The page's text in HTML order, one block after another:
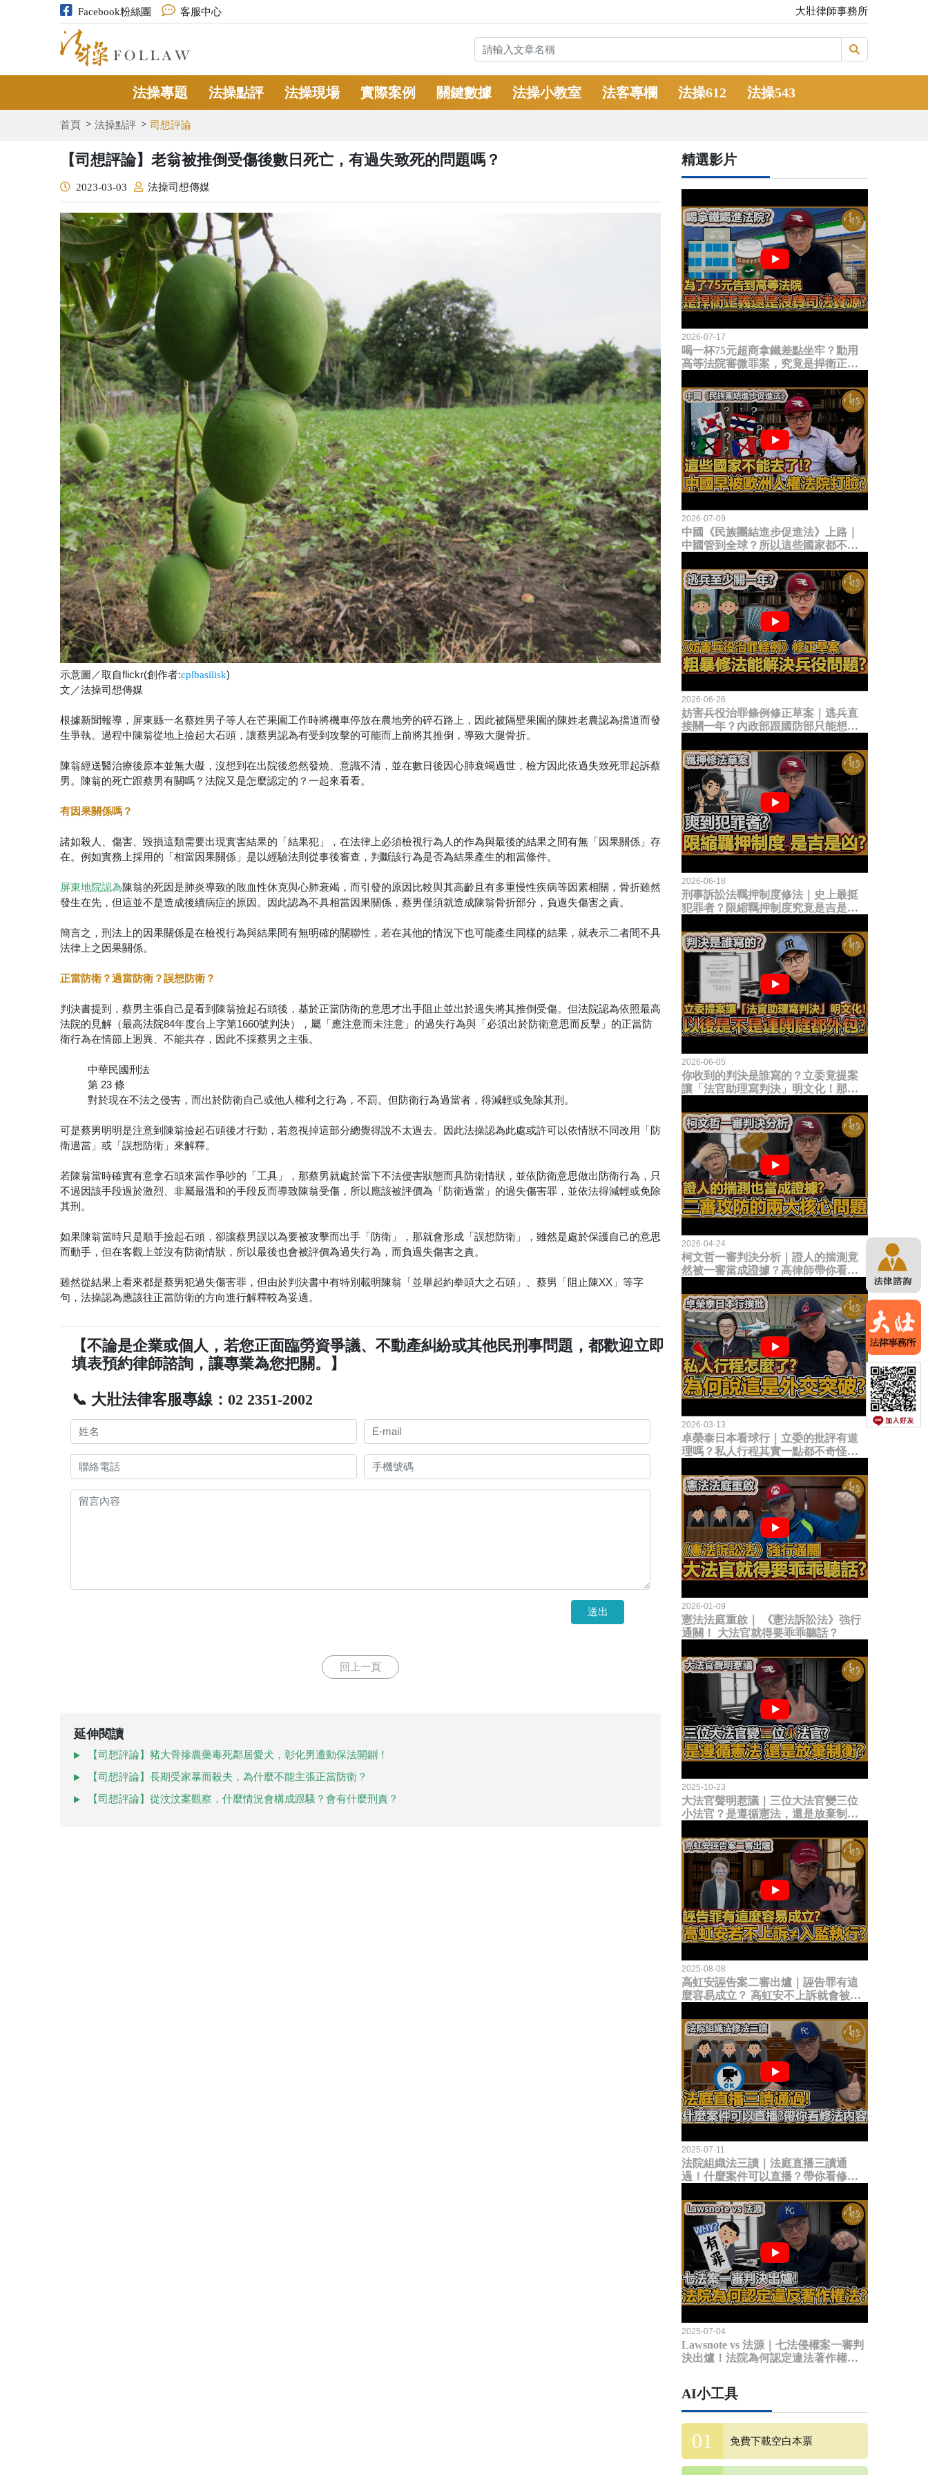
Facebook粉絲團 客服中心 大壯律師事務所
法操專題 法操點評 法操現場 實際案例 關鍵數據 法操小教室 法客專欄 法操612 法操543
首頁 法操點評 司想評論
【司想評論】老翁被推倒受傷後數日死亡，有過失致死的問題嗎？
2023-03-03 法操司想傳媒
示意圖／取自flickr(創作者:cplbasilisk)
文／法操司想傳媒
根據新聞報導，屏東縣一名蔡姓男子等人在芒果園工作時將機車停放在農地旁的碎石路上，因此被隔壁果園的陳姓老農認為擋道而發
生爭執。過程中陳翁從地上撿起大石頭，讓蔡男認為有受到攻擊的可能而上前將其推倒，導致大腿骨折。
陳翁經送醫治療後原本並無大礙，沒想到在出院後忽然發燒、意識不清，並在數日後因心肺衰竭過世，檢方因此依過失致死罪起訴蔡
男。陳翁的死亡跟蔡男有關嗎？法院又是怎麼認定的？一起來看看。
有因果關係嗎？
諸如殺人、傷害、毀損這類需要出現實害結果的「結果犯」，在法律上必須檢視行為人的作為與最後的結果之間有無「因果關係」存
在。例如實務上採用的「相當因果關係」是以經驗法則從事後審查，判斷該行為是否為結果產生的相當條件。
屏東地院認為陳翁的死因是肺炎導致的敗血性休克與心肺衰竭，而引發的原因比較與其高齡且有多重慢性疾病等因素相關，骨折雖然
發生在先，但這並不是造成後續病症的原因。因此認為不具相當因果關係，蔡男僅須就造成陳翁骨折部分，負過失傷害之責。
簡言之，刑法上的因果關係是在檢視行為與結果間有無明確的關聯性，若在其他的情況下也可能產生同樣的結果，就表示二者間不具
法律上之因果關係。
正當防衛？過當防衛？誤想防衛？
判決書提到，蔡男主張自己是看到陳翁撿起石頭後，基於正當防衛的意思才出手阻止並出於過失將其推倒受傷。但法院認為依照最高
法院的見解（最高法院84年度台上字第1660號判決），屬「應注意而未注意」的過失行為與「必須出於防衛意思而反擊」的正當防
衛行為在情節上迥異、不能共存，因此不採蔡男之主張。
中華民國刑法
第 23 條
對於現在不法之侵害，而出於防衛自己或他人權利之行為，不罰。但防衛行為過當者，得減輕或免除其刑。
可是蔡男明明是注意到陳翁撿起石頭後才行動，若忽視掉這部分總覺得說不太過去。因此法操認為此處或許可以依情狀不同改用「防
衛過當」或「誤想防衛」來解釋。
若陳翁當時確實有意拿石頭來當作爭吵的「工具」，那蔡男就處於當下不法侵害狀態而具防衛情狀，並依防衛意思做出防衛行為，只
不過因該手段過於激烈、非屬最溫和的手段反而導致陳翁受傷，所以應該被評價為「防衛過當」的過失傷害罪，並依法得減輕或免除
其刑。
如果陳翁當時只是順手撿起石頭，卻讓蔡男誤以為要被攻擊而出手「防衛」，那就會形成「誤想防衛」，雖然是處於保護自己的意思
而動手，但在客觀上並沒有防衛情狀，所以最後也會被評價為過失行為，而負過失傷害之責。
雖然從結果上看來都是蔡男犯過失傷害罪，但由於判決書中有特別載明陳翁「並舉起約拳頭大之石頭」、蔡男「阻止陳XX」等字
句，法操認為應該往正當防衛的方向進行解釋較為妥適。
【不論是企業或個人，若您正面臨勞資爭議、不動產糾紛或其他民刑事問題，都歡迎立即
填表預約律師諮詢，讓專業為您把關。】
📞 大壯法律客服專線：02 2351-2002
送出
回上一頁
延伸閱讀
【司想評論】豬大骨摻農藥毒死鄰居愛犬，彰化男遭動保法開鍘！
【司想評論】長期受家暴而殺夫，為什麼不能主張正當防衛？
【司想評論】從汶汶案觀察，什麼情況會構成跟騷？會有什麼刑責？
精選影片
2026-07-17
喝一杯75元超商拿鐵差點坐牢？動用
高等法院審微罪案，究竟是捍衛正義
2026-07-09
中國《民族團結進步促進法》上路｜
中國管到全球？所以這些國家都不能
臉？
2026-06-26
妨害兵役治罪條例修正草案｜逃兵直
接關一年？內政部跟國防部只能想到
題？
2026-06-18
刑事訴訟法羈押制度修法｜史上最挺
犯罪者？限縮羈押制度究竟是吉是
2026-06-05
你收到的判決是誰寫的？立委竟提案
讓「法官助理寫判決」明文化！那以
2026-04-24
柯文哲一審判決分析｜證人的揣測竟
然被一審當成證據？高律師帶你看未
2026-03-13
卓榮泰日本看球行｜立委的批評有道
理嗎？私人行程其實一點都不奇怪？
2026-01-09
憲法法庭重啟｜ 《憲法訴訟法》強行
通關！ 大法官就得要乖乖聽話？
2025-10-23
大法官聲明惹議｜三位大法官變三位
小法官？是遵循憲法，還是放棄制衡
2025-08-08
高虹安誣告案二審出爐｜誣告罪有這
麼容易成立？ 高虹安不上訴就會被
2025-07-11
法院組織法三讀｜法庭直播三讀通
過！什麼案件可以直播？帶你看修法
2025-07-04
Lawsnote vs 法源｜七法侵權案一審判
決出爐！法院為何認定違法著作權
AI小工具
免費下載空白本票